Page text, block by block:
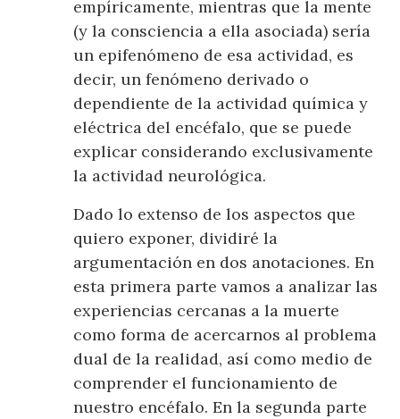
empíricamente, mientras que la mente
(y la consciencia a ella asociada) sería
un epifenómeno de esa actividad, es
decir, un fenómeno derivado o
dependiente de la actividad química y
eléctrica del encéfalo, que se puede
explicar considerando exclusivamente
la actividad neurológica.
Dado lo extenso de los aspectos que
quiero exponer, dividiré la
argumentación en dos anotaciones. En
esta primera parte vamos a analizar las
experiencias cercanas a la muerte
como forma de acercarnos al problema
dual de la realidad, así como medio de
comprender el funcionamiento de
nuestro encéfalo. En la segunda parte